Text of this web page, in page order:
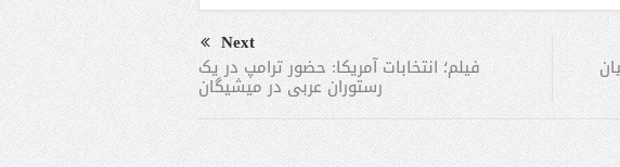
Next
فیلم؛ انتخابات آمریکا: حضور ترامپ در یک
رستوران عربی در میشیگان